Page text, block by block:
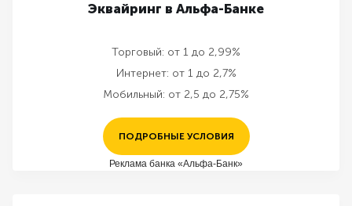
Эквайринг в Альфа-Банке
Торговый: от 1 до 2,99%
Интернет: от 1 до 2,7%
Мобильный: от 2,5 до 2,75%
ПОДРОБНЫЕ УСЛОВИЯ
Реклама банка «Альфа-Банк»